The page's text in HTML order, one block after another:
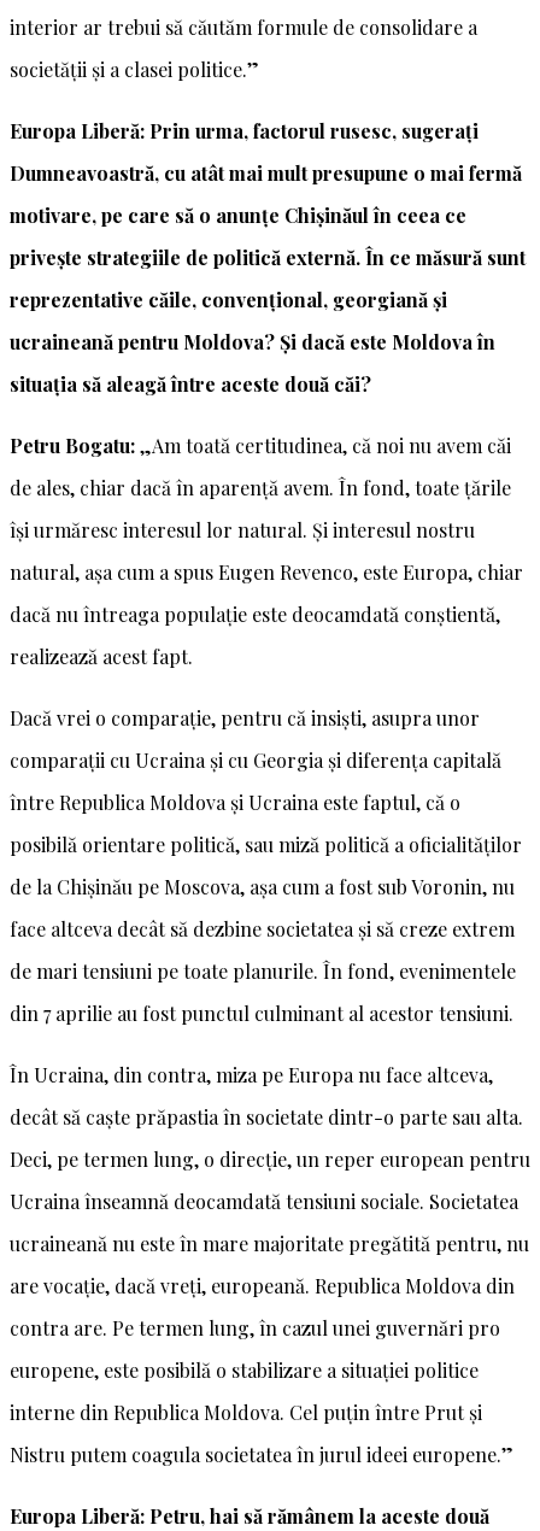
interior ar trebui să căutăm formule de consolidare a
societății și a clasei politice.”
Europa Liberă: Prin urma, factorul rusesc, sugerați
Dumneavoastră, cu atât mai mult presupune o mai fermă
motivare, pe care să o anunțe Chișinăul în ceea ce
privește strategiile de politică externă. În ce măsură sunt
reprezentative căile, convențional, georgiană și
ucraineană pentru Moldova? Și dacă este Moldova în
situația să aleagă între aceste două căi?
Petru Bogatu:„Am toată certitudinea, că noi nu avem căi
de ales, chiar dacă în aparență avem. În fond, toate țările
își urmăresc interesul lor natural. Și interesul nostru
natural, așa cum a spus Eugen Revenco, este Europa, chiar
dacă nu întreaga populație este deocamdată conștientă,
realizează acest fapt.
Dacă vrei o comparație, pentru că insiști, asupra unor
comparații cu Ucraina și cu Georgia și diferența capitală
între Republica Moldova și Ucraina este faptul, că o
posibilă orientare politică, sau miză politică a oficialităților
de la Chișinău pe Moscova, așa cum a fost sub Voronin, nu
face altceva decât să dezbine societatea și să creze extrem
de mari tensiuni pe toate planurile. În fond, evenimentele
din 7 aprilie au fost punctul culminant al acestor tensiuni.
În Ucraina, din contra, miza pe Europa nu face altceva,
decât să caște prăpastia în societate dintr-o parte sau alta.
Deci, pe termen lung, o direcție, un reper european pentru
Ucraina înseamnă deocamdată tensiuni sociale. Societatea
ucraineană nu este în mare majoritate pregătită pentru, nu
are vocație, dacă vreți, europeană. Republica Moldova din
contra are. Pe termen lung, în cazul unei guvernări pro
europene, este posibilă o stabilizare a situației politice
interne din Republica Moldova. Cel puțin între Prut și
Nistru putem coagula societatea în jurul ideei europene.”
Europa Liberă: Petru, hai să rămânem la aceste două